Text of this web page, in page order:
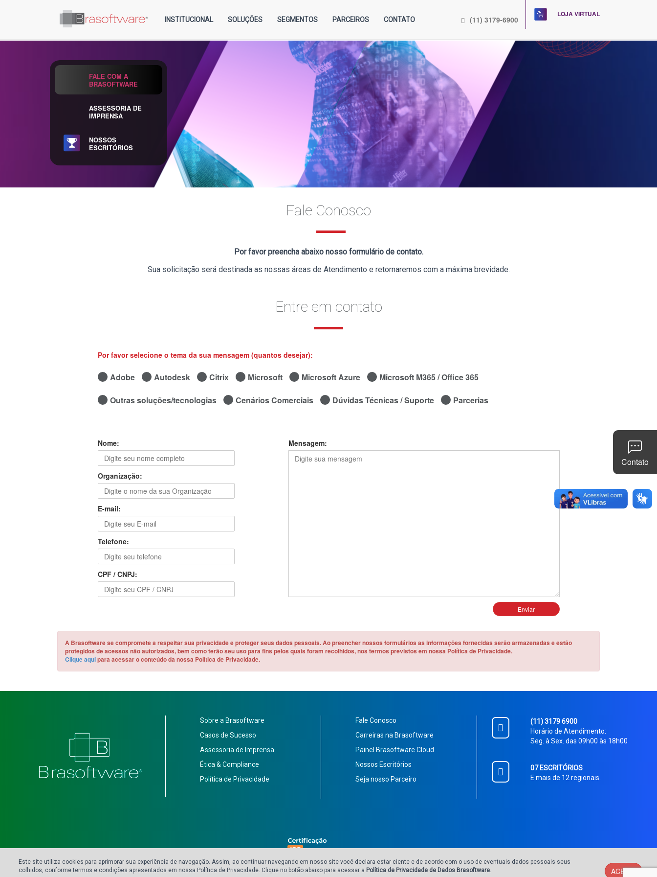
INSTITUCIONAL SOLUÇÕES SEGMENTOS PARCEIROS CONTATO (11) 3179-6900
LOJA VIRTUAL
FALE COM A
BRASOFTWARE
ASSESSORIA DE
IMPRENSA
NOSSOS
ESCRITÓRIOS
Fale Conosco
Por favor preencha abaixo nosso formulário de contato.
Sua solicitação será destinada as nossas áreas de Atendimento e retornaremos com a máxima brevidade.
Entre em contato
Por favor selecione o tema da sua mensagem (quantos desejar):
Adobe Autodesk Citrix Microsoft Microsoft Azure Microsoft M365 / Office 365
Outras soluções/tecnologias Cenários Comerciais Dúvidas Técnicas / Suporte Parcerias
Nome:
Organização:
E-mail:
Telefone:
CPF / CNPJ:
Mensagem:
A Brasoftware se compromete a respeitar sua privacidade e proteger seus dados pessoais. Ao preencher nossos formulários as informações fornecidas serão armazenadas e estão
protegidos de acessos não autorizados, bem como terão seu uso para fins pelos quais foram recolhidos, nos termos previstos em nossa Política de Privacidade.
Clique aquipara acessar o conteúdo da nossa Política de Privacidade.
Sobre a Brasoftware
Casos de Sucesso
Assessoria de Imprensa
Ética & Compliance
Política de Privacidade
Fale Conosco
Carreiras na Brasoftware
Painel Brasoftware Cloud
Nossos Escritórios
Seja nosso Parceiro
(11) 3179 6900
Horário de Atendimento:
Seg. à Sex. das 09h00 às 18h00
07 ESCRITÓRIOS
E mais de 12 regionais.
Brasoftware © 1987 - 2026 - Todos os direitos reservados.
ACEITO
Este site utiliza cookies para aprimorar sua experiência de navegação. Assim, ao continuar navegando em nosso site você declara estar ciente e de acordo com o uso de eventuais dados pessoais seus
colhidos, conforme termos e condições apresentados em nossa Política de Privacidade. Clique no botão abaixo para acessar a Política de Privacidade de Dados Brasoftware.
Contato